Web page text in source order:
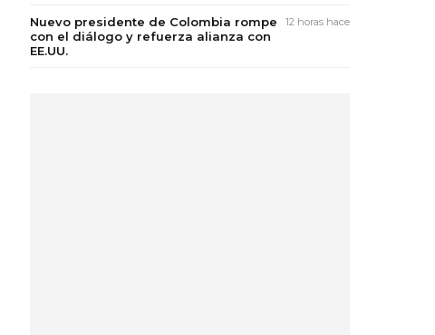
Nuevo presidente de Colombia rompe
con el diálogo y refuerza alianza con
EE.UU.
12 horas hace